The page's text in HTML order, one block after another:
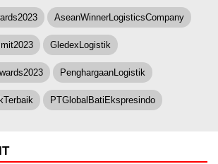
AseanWinnerLogisticsCompany
GledexLogistik
PenghargaanLogistik
PTGlobalBatiEkspresindo